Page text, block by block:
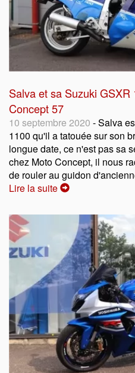
Salva et sa Suzuki
Concept 57
10 septembre 2020 - Salva
1100 qu'il a tatouée sur son
longue date, ce n'est pas sa
chez Moto Concept, il nous
de rouler au guidon
Lire la suite